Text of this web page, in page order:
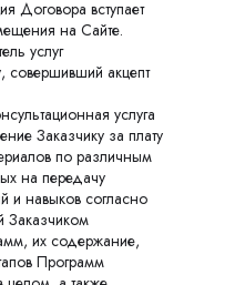
Договора вступает
на Сайте.
услуг
совершивший акцепт
услуга
Заказчику за плату
по различным
на передачу
и навыков согласно
Заказчиком
их содержание,
Программ